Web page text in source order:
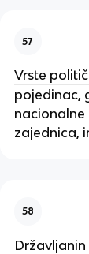
57
Vrste
pojedinac,
zajednica,
58
Državljanin